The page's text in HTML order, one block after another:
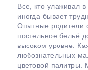
Все, кто улаживал
иногда бывает
Опытные родители
постельное бельё
высоком уровне.
любознательных
цветовой палитры.